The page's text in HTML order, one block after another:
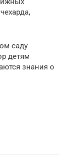
саду
детям
знания о